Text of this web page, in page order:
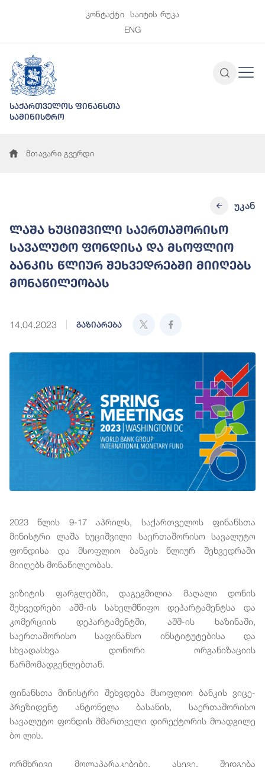
კონტაქტი
საიტის რუკა
ENG
საქართველოს ფინანსთა
სამინისტრო
მთავარი გვერდი
ლაშა ხუციშვილი საერთაშორისო
სავალუტო ფონდისა და მსოფლიო
ბანკის წლიურ შეხვედრებში მიიღებს
მონაწილეობას
14.04.2023 გაზიარება
უკან
2023 წლის 9-17 აპრილს, საქართველოს ფინანსთა
მინისტრი ლაშა ხუციშვილი საერთაშორისო სავალუტო
ფონდისა და მსოფლიო ბანკის წლიურ შეხვედრაში
მიიღებს მონაწილეობას.
ვიზიტის ფარგლებში, დაგეგმილია მაღალი დონის
შეხვედრები აშშ-ის სახელმწიფო დეპარტამენტსა და
კომერციის დეპარტამენტში, აშშ-ის ხაზინაში,
საერთაშორისო საფინანსო ინსტიტუტებისა და
სხვადასხვა დონორი ორგანიზაციის
წარმომადგენლებთან.
ფინანსთა მინისტრი შეხვდება მსოფლიო ბანკის ვიცე-
პრეზიდენტ ანტონელა ბასანის, საერთაშორისო
სავალუტო ფონდის მმართველი დირექტორის მოადგილე
ბო ლის.
ორმხრივი მოლაპარაკებები, ასევე, შედგება